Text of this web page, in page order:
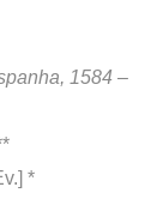
1584 –
*